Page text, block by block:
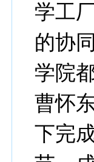
学工
的协
学院
曹怀
下完